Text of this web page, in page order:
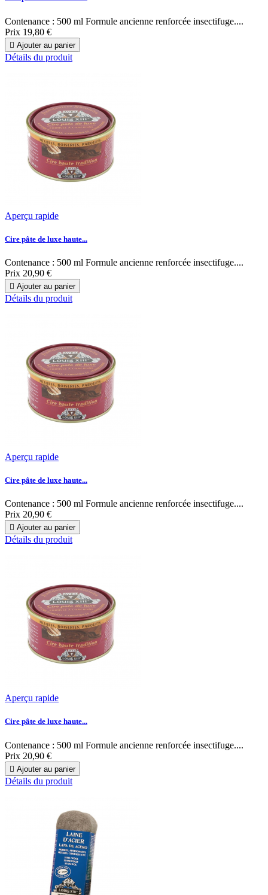
Contenance : 500 ml Formule ancienne renforcée insectifuge....
Prix 19,80 €
 Ajouter au panier
Détails du produit
Aperçu rapide
Cire pâte de luxe haute...
Contenance : 500 ml Formule ancienne renforcée insectifuge....
Prix 20,90 €
 Ajouter au panier
Détails du produit
Aperçu rapide
Cire pâte de luxe haute...
Contenance : 500 ml Formule ancienne renforcée insectifuge....
Prix 20,90 €
 Ajouter au panier
Détails du produit
Aperçu rapide
Cire pâte de luxe haute...
Contenance : 500 ml Formule ancienne renforcée insectifuge....
Prix 20,90 €
 Ajouter au panier
Détails du produit